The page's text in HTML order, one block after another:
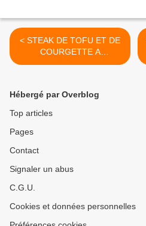
< STEAK DE TOFU ET DE
COURGETTE A
L’ORIENTALE
Hébergé par Overblog
Top articles
Pages
Contact
Signaler un abus
C.G.U.
Cookies et données personnelles